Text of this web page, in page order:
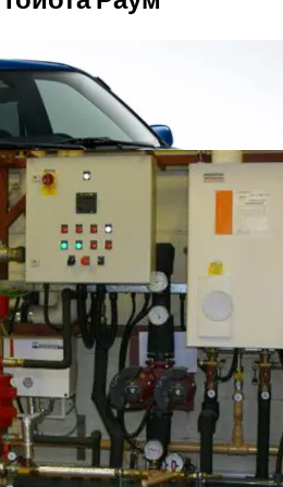
Места